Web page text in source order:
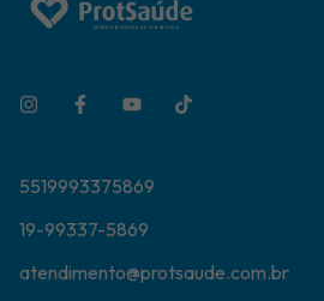
5519993375869
19-99337-5869
atendimento@protsaude.com.br